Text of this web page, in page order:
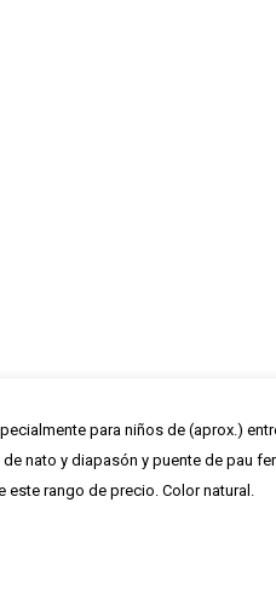
para niños de (aprox.)
nato y diapasón y puente de pau
rango de precio. Color natural.